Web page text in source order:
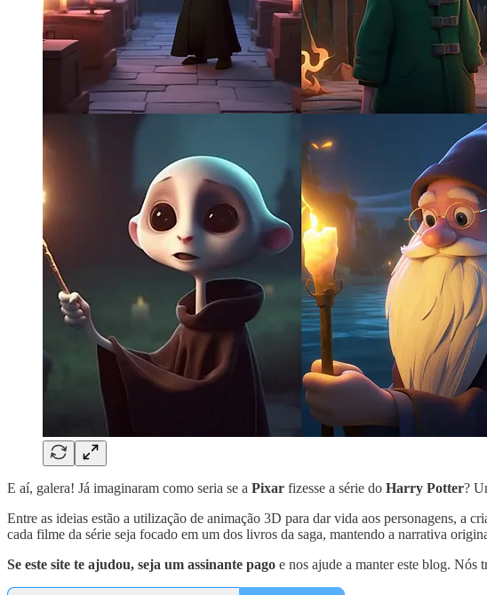
E aí, galera! Já imaginaram como seria se a Pixar fizesse a série do Harry Potter?
Entre as ideias estão a utilização de animação 3D para dar vida aos personagens, a
cada filme da série seja focado em um dos livros da saga, mantendo a narrativa
Se este site te ajudou, seja um assinante pago e nos ajude a manter este blog. Nós